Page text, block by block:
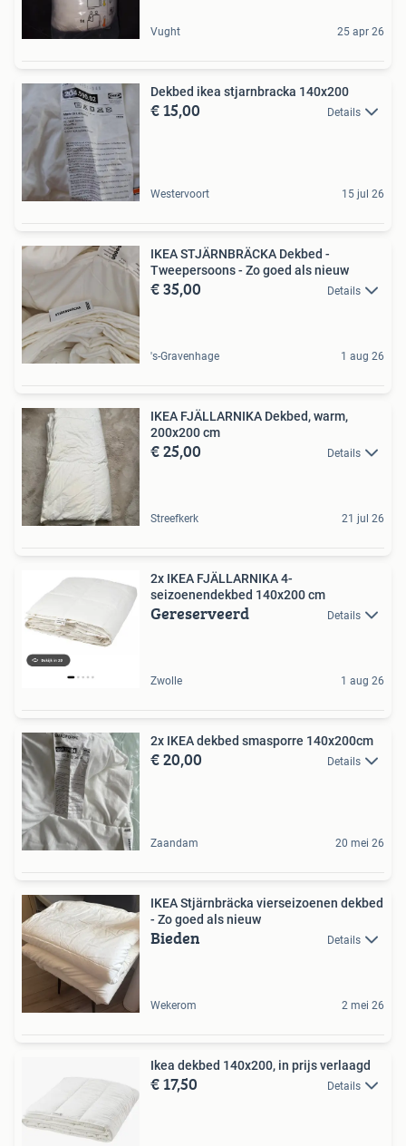
Vught 25 apr 26
Dekbed ikea stjarnbracka 140x200
€ 15,00 Details
Westervoort 15 jul 26
IKEA STJÄRNBRÄCKA Dekbed -
Tweepersoons - Zo goed als nieuw
€ 35,00 Details
's-Gravenhage 1 aug 26
IKEA FJÄLLARNIKA Dekbed, warm,
200x200 cm
€ 25,00 Details
Streefkerk 21 jul 26
2x IKEA FJÄLLARNIKA 4-
seizoenendekbed 140x200 cm
Gereserveerd Details
Zwolle 1 aug 26
2x IKEA dekbed smasporre 140x200cm
€ 20,00 Details
Zaandam 20 mei 26
IKEA Stjärnbräcka vierseizoenen dekbed
- Zo goed als nieuw
Bieden Details
Wekerom 2 mei 26
Ikea dekbed 140x200, in prijs verlaagd
€ 17,50 Details